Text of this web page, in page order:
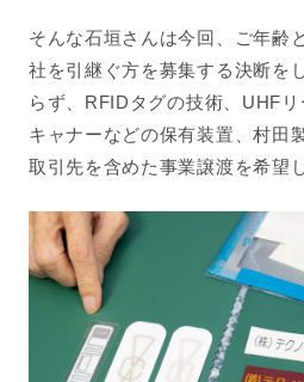
そんな石垣さんは今回、ご年齢
社を引継ぐ方を募集する決断を
らず、RFIDタグの技術、UHF
キャナーなどの保有装置、村田
取引先を含めた事業譲渡を希望